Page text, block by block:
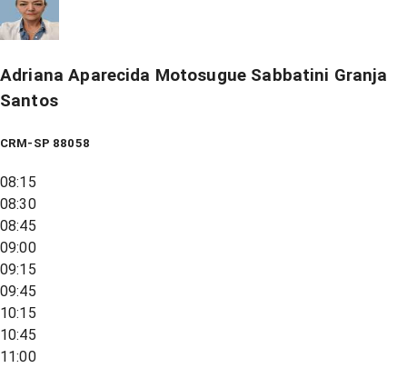
Adriana Aparecida Motosugue Sabbatini Granja
Santos
CRM-SP 88058
08:15
08:30
08:45
09:00
09:15
09:45
10:15
10:45
11:00